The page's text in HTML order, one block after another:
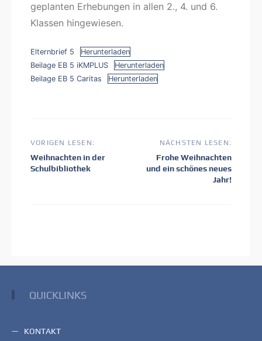
geplanten Erhebungen in allen 2., 4. und 6.
Klassen hingewiesen.
Elternbrief 5
Herunterladen
Beilage EB 5 iKMPLUS
Herunterladen
Beilage EB 5 Caritas
Herunterladen
VORIGEN LESEN:
Voriger
Beitrag:
Weihnachten in der
Schulbibliothek
NÄCHSTEN LESEN:
Nächster
Beitrag:
Frohe Weihnachten
und ein schönes neues
Jahr!
QUICKLINKS
KONTAKT